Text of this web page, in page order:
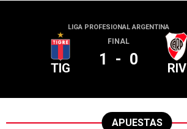
LIGA PROFESIONAL ARGENTINA
TIG
FINAL
1 - 0 RIV
APUESTAS